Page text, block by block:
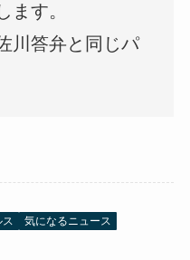
ます。
川答弁と同じパ
ス
気になるニュース